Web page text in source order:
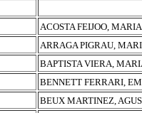
ACOSTA FEIJOO,
ARRAGA PIGRAU,
BAPTISTA VIERA,
BENNETT FERRARI,
BEUX MARTINEZ,